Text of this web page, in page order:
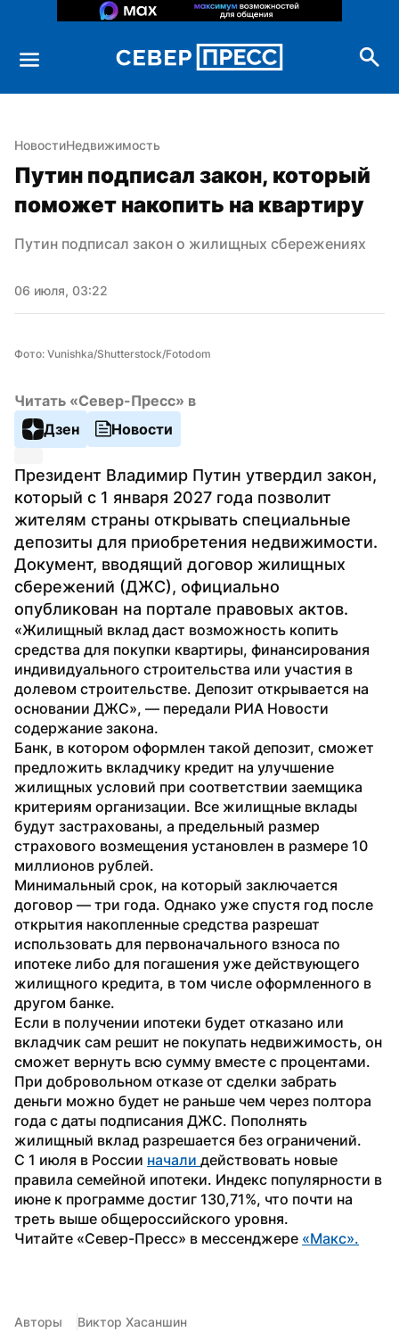
НовостиНедвижимость
Путин подписал закон, который
поможет накопить на квартиру
Путин подписал закон о жилищных сбережениях
06 июля, 03:22
Фото: Vunishka/Shutterstock/Fotodom
Читать «Север-Пресс» в
Дзен
Новости
Президент Владимир Путин утвердил закон,
который с 1 января 2027 года позволит
жителям страны открывать специальные
депозиты для приобретения недвижимости.
Документ, вводящий договор жилищных
сбережений (ДЖС), официально
опубликован на портале правовых актов.
«Жилищный вклад даст возможность копить
средства для покупки квартиры, финансирования
индивидуального строительства или участия в
долевом строительстве. Депозит открывается на
основании ДЖС», — передали РИА Новости
содержание закона.
Банк, в котором оформлен такой депозит, сможет
предложить вкладчику кредит на улучшение
жилищных условий при соответствии заемщика
критериям организации. Все жилищные вклады
будут застрахованы, а предельный размер
страхового возмещения установлен в размере 10
миллионов рублей.
Минимальный срок, на который заключается
договор — три года. Однако уже спустя год после
открытия накопленные средства разрешат
использовать для первоначального взноса по
ипотеке либо для погашения уже действующего
жилищного кредита, в том числе оформленного в
другом банке.
Если в получении ипотеки будет отказано или
вкладчик сам решит не покупать недвижимость, он
сможет вернуть всю сумму вместе с процентами.
При добровольном отказе от сделки забрать
деньги можно будет не раньше чем через полтора
года с даты подписания ДЖС. Пополнять
жилищный вклад разрешается без ограничений.
С 1 июля в России начали действовать новые
правила семейной ипотеки. Индекс популярности в
июне к программе достиг 130,71%, что почти на
треть выше общероссийского уровня.
Читайте «Север-Пресс» в мессенджере «Макс».
Авторы Виктор Хасаншин